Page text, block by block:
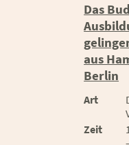
Das
aus
Berlin
Art
Zeit